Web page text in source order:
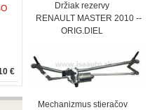
€
Držiak rezervy
RENAULT MASTER 2010 --
ORIG.DIEL
Mechanizmus stieračov